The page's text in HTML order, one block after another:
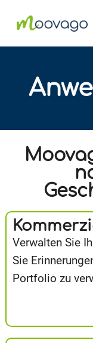
Verwalten Sie
Sie
Portfolio zu